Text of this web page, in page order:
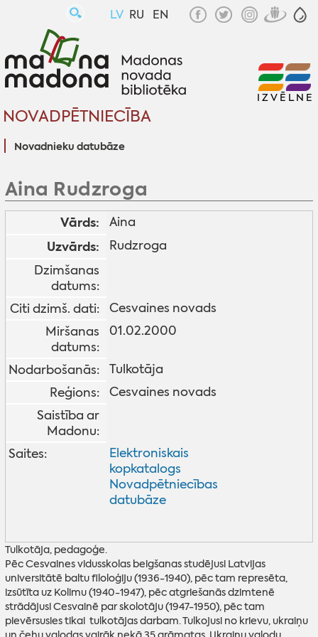
LV RU EN
NOVADPĒTNIECĪBA
Novadnieku datubāze
IZVĒLNE
Aina Rudzroga
Vārds: Aina
Uzvārds:
Rudzroga
Dzimšanas
datums:
Citi dzimš. dati:
Cesvaines novads
Miršanas
datums:
01.02.2000
Nodarbošanās:
Tulkotāja
Reģions:
Cesvaines novads
Saistība ar
Madonu:
Saites:
Elektroniskais
kopkatalogs
Novadpētniecības
datubāze
Tulkotāja, pedagoģe.
Pēc Cesvaines vidusskolas beigšanas studējusi Latvijas
universitātē baltu filoloģiju (1936-1940), pēc tam represēta,
izsūtīta uz Kolimu (1940-1947), pēc atgriešanās dzimtenē
strādājusi Cesvainē par skolotāju (1947-1950), pēc tam
pievērsusies tikai tulkotājas darbam. Tulkojusi no krievu, ukraiņu